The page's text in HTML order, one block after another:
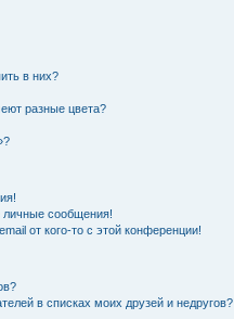
в них?
разные цвета?
личные сообщения!
от кого-то с этой конференции!
в списках моих друзей и недругов?